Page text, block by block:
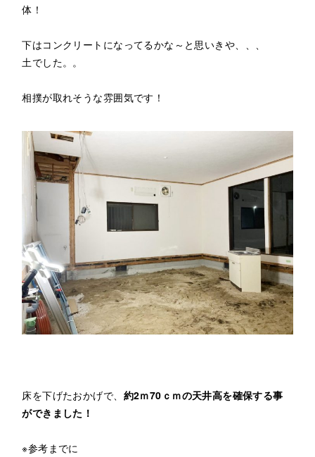
体！
下はコンクリートになってるかな～と思いきや、、、
土でした。。
相撲が取れそうな雰囲気です！
床を下げたおかげで、 約2ｍ70ｃｍの天井高を確保する事
ができました！
※参考までに